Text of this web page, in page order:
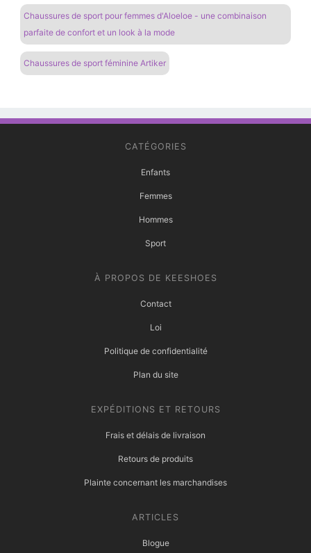
Chaussures de sport pour femmes d'Aloeloe - une combinaison
parfaite de confort et un look à la mode
Chaussures de sport féminine Artiker
CATÉGORIES
Enfants
Femmes
Hommes
Sport
À PROPOS DE KEESHOES
Contact
Loi
Politique de confidentialité
Plan du site
EXPÉDITIONS ET RETOURS
Frais et délais de livraison
Retours de produits
Plainte concernant les marchandises
ARTICLES
Blogue